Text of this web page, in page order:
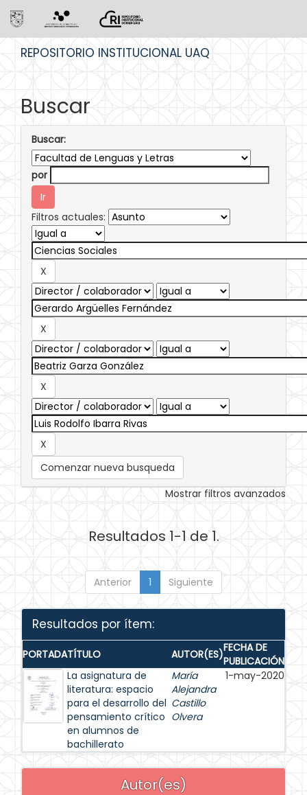
REPOSITORIO INSTITUCIONAL UAQ
Buscar
Buscar:
por
Filtros actuales:
Comenzar nueva busqueda
Mostrar filtros avanzados
Resultados 1-1 de 1.
Anterior 1 Siguiente
Resultados por ítem:
PORTADATÍTULO AUTOR(ES)FECHA DE
PUBLICACIÓN
La asignatura de
literatura: espacio
para el desarrollo del
pensamiento crítico
en alumnos de
bachillerato
María
Alejandra
Castillo
Olvera
1-may-2020
Autor(es)